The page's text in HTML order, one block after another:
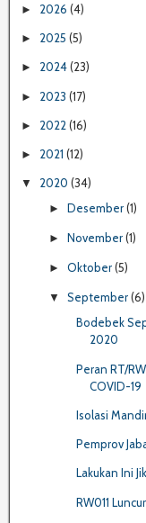
► 2026 (4)
► 2025 (5)
► 2024(23)
► 2023 (17)
► 2022 (16)
► 2021 (12)
▼ 2020 (34)
► Desember(1)
► November(1)
► Oktober(5)
▼ September(6)
Bodebek
2020
Peran RT/
COVID-19
Isolasi
Pemprov
Lakukan Ini
RW011